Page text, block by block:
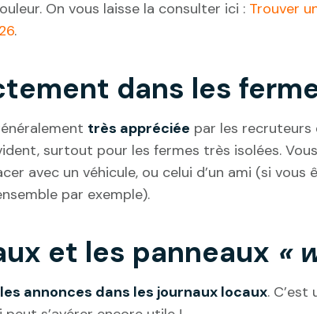
On vous laisse la consulter ici : Trouver
.
dans les
très appréciée par les recruteurs
surtout pour les fermes très isolées.
avec un véhicule, ou celui d’un ami (si
par exemple).
et les panneaux «
annonces dans les journaux locaux.